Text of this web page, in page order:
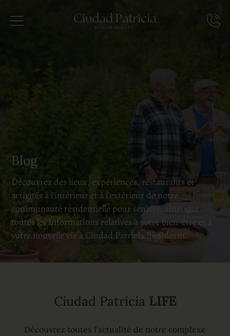
Blog
Découvrez des lieux, expériences, restaurants et
activités à l’intérieur et à l’extérieur de notre
communauté résidentielle pour séniors, ainsi que
toutes les informations relatives à votre bien-être et à
votre nouvelle vie à Ciudad Patricia Benidorm.
Ciudad Patricia LIFE
Découvrez toutes l’actualité de notre complexe